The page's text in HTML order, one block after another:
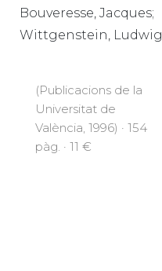
Bouveresse, Jacques;
Wittgenstein, Ludwig
(Publicacions de la
Universitat de
València, 1996) · 154
pàg. · 11 €